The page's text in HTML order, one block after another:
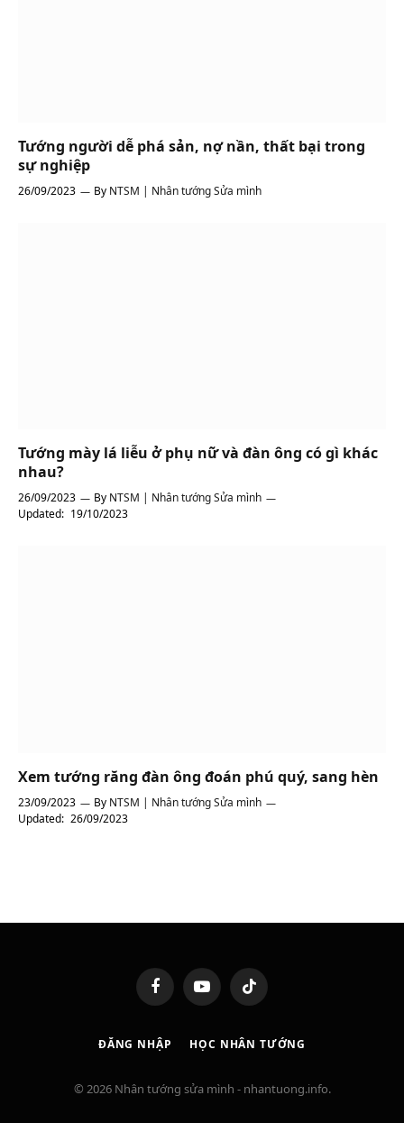
Tướng người dễ phá sản, nợ nần, thất bại trong
sự nghiệp
26/09/2023 By NTSM | Nhân tướng Sửa mình
Tướng mày lá liễu ở phụ nữ và đàn ông có gì khác
nhau?
26/09/2023 By NTSM | Nhân tướng Sửa mình
Updated: 19/10/2023
Xem tướng răng đàn ông đoán phú quý, sang hèn
23/09/2023 By NTSM | Nhân tướng Sửa mình
Updated: 26/09/2023
FacebookYouTubeTikTok
ĐĂNG NHẬP HỌC NHÂN TƯỚNG
© 2026 Nhân tướng sửa mình - nhantuong.info.